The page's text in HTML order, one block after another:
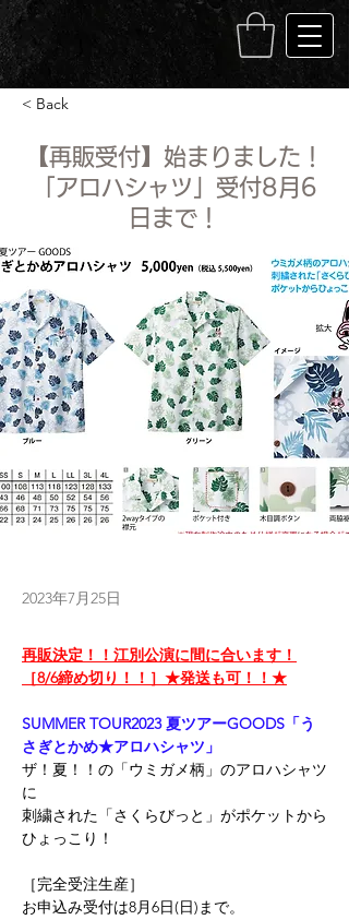
< Back
【再販受付】始まりました！
「アロハシャツ」受付8月6
日まで！
2023年7月25日
再販決定！！江別公演に間に合います！
［8/6締め切り！！］★発送も可！！★
SUMMER TOUR2023 夏ツアーGOODS「う
さぎとかめ★アロハシャツ」
ザ！夏！！の「ウミガメ柄」のアロハシャツ
に
刺繍された「さくらびっと」がポケットから
ひょっこり！
［完全受注生産］
お申込み受付は8月6日(日)まで。